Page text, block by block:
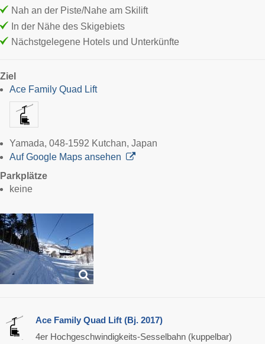
Nah an der Piste/Nahe am Skilift
In der Nähe des Skigebiets
Nächstgelegene Hotels und Unterkünfte
Ziel
Ace Family Quad Lift
Yamada, 048-1592 Kutchan, Japan
Auf Google Maps ansehen
Parkplätze
keine
Ace Family Quad Lift (Bj. 2017)
4er Hochgeschwindigkeits-Sesselbahn (kuppelbar)